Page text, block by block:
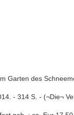
Garten des
- 314 S. - (¬Die¬